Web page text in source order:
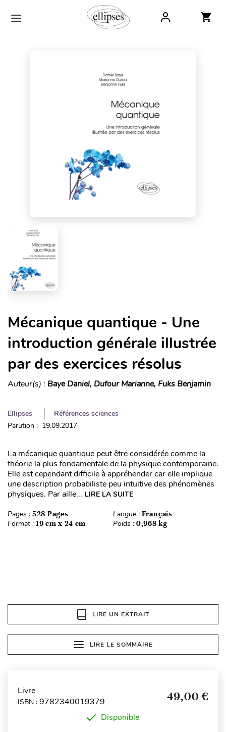
Mécanique quantique - Une
introduction générale illustrée
par des exercices résolus
Auteur(s) : Baye Daniel, Dufour Marianne, Fuks Benjamin
Ellipses
Références sciences
Parution : 19.09.2017
La mécanique quantique peut être considérée comme la
théorie la plus fondamentale de la physique contemporaine.
Elle est cependant difficile à appréhender car elle implique
une description probabiliste peu intuitive des phénomènes
physiques. Par aille... LIRE LA SUITE
Pages : 528 Pages Langue : Français
Format : 19 cm x 24 cm Poids : 0,968 kg
LIRE UN EXTRAIT
LIRE LE SOMMAIRE
Livre
ISBN : 9782340019379 49,00 €
Disponible